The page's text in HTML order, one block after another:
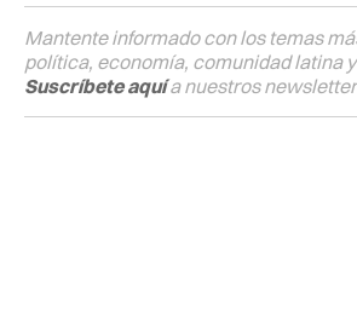
Mantente informado con los temas
política, economía, comunidad latina
Suscríbete aquía nuestros